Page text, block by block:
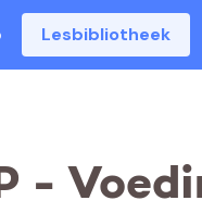
Lesbibliotheek
-